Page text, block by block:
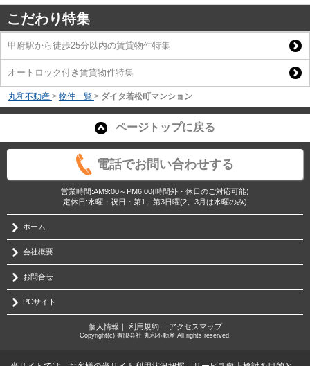
こだわり特集
甲府駅から徒歩25分以内の賃貸物件特集
オートロック付き賃貸物件特集
丸和不動産 > 物件一覧 > ダイタ若松町マンション
ページトップに戻る
電話でお問い合わせする
営業時間:AM9:00～PM6:00(時間外・休日のご対応可能)
定休日:水曜・祝日・第1、第3日曜(2、3月は水曜のみ)
ホーム
会社概要
お問合せ
PCサイト
個人情報 利用規約｜ アクセスマップ
Copyright(c) 有限会社 丸和不動産 All rights reserved.